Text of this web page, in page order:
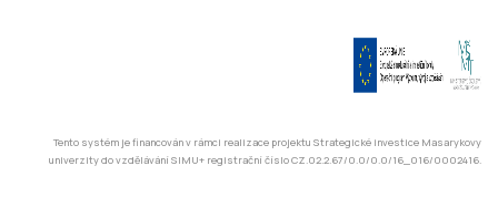
Tento systém je financován v rámci realizace projektu Strategické investice Masarykovy
univerzity do vzdělávání SIMU+ registrační číslo CZ.02.2.67/0.0/0.0/16_016/0002416.